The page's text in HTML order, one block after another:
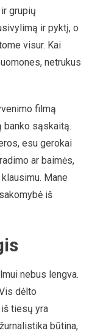
grupių
ir pyktį, o
visur. Kai
netrukus
filmą
banko sąskaitą.
esu gerokai
ar baimės,
Mane
iš
nebus lengva.
dėlto
tiesų yra
būtina,